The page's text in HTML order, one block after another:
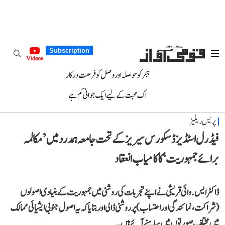
Subscription
Videos
ہجر کو حوصلہ اور وصل کو فرصت درکار
اک محبت کے لیے ایک جوانی کم ہے
پریس ریلیز
فیڈرل اسٹڈیز ڈسکورس سیریز کے تحت جامعہ ہمدرد میں ’مکالمہ
برائے جمہوریت‘ کا کامیاب انعقاد
ڈاکٹر ایس. وائی قریشی نے اپنے تجربات کی روشنی میں جمہوریت کے بنیادی اصولوں
(شراکت، نمائندگی اور احتساب) پر روشنی ڈالی اور بتایا کہ یہ اصول جنوبی ایشیائی ممالک